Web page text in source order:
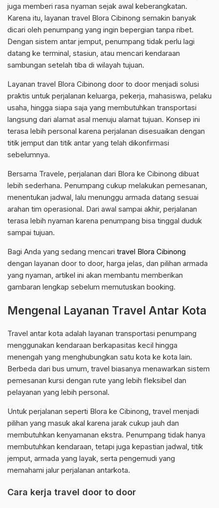
juga memberi rasa nyaman sejak awal keberangkatan.
Karena itu, layanan travel Blora Cibinong semakin banyak
dicari oleh penumpang yang ingin bepergian tanpa ribet.
Dengan sistem antar jemput, penumpang tidak perlu lagi
datang ke terminal, stasiun, atau mencari kendaraan
sambungan setelah tiba di wilayah tujuan.
Layanan travel Blora Cibinong door to door menjadi solusi
praktis untuk perjalanan keluarga, pekerja, mahasiswa, pelaku
usaha, hingga siapa saja yang membutuhkan transportasi
langsung dari alamat asal menuju alamat tujuan. Konsep ini
terasa lebih personal karena perjalanan disesuaikan dengan
titik jemput dan titik antar yang telah dikonfirmasi
sebelumnya.
Bersama Travele, perjalanan dari Blora ke Cibinong dibuat
lebih sederhana. Penumpang cukup melakukan pemesanan,
menentukan jadwal, lalu menunggu armada datang sesuai
arahan tim operasional. Dari awal sampai akhir, perjalanan
terasa lebih nyaman karena penumpang bisa tinggal duduk
sampai tujuan.
Bagi Anda yang sedang mencari travel Blora Cibinong
dengan layanan door to door, harga jelas, dan pilihan armada
yang nyaman, artikel ini akan membantu memberikan
gambaran lengkap sebelum memutuskan booking.
Mengenal Layanan Travel Antar Kota
Travel antar kota adalah layanan transportasi penumpang
menggunakan kendaraan berkapasitas kecil hingga
menengah yang menghubungkan satu kota ke kota lain.
Berbeda dari bus umum, travel biasanya menawarkan sistem
pemesanan kursi dengan rute yang lebih fleksibel dan
pelayanan yang lebih personal.
Untuk perjalanan seperti Blora ke Cibinong, travel menjadi
pilihan yang masuk akal karena jarak cukup jauh dan
membutuhkan kenyamanan ekstra. Penumpang tidak hanya
membutuhkan kendaraan, tetapi juga kepastian jadwal, titik
jemput, armada yang layak, serta pengemudi yang
memahami jalur perjalanan antarkota.
Cara kerja travel door to door